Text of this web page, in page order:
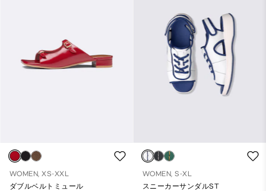
WOMEN, XS-XXL
ダブルベルトミュール
WOMEN, S-XL
スニーカーサンダルST